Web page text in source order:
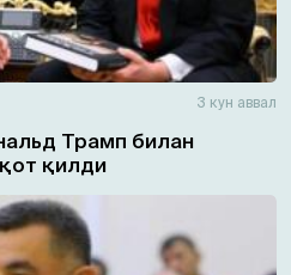
3 кун аввал
Трамп билан
қилди